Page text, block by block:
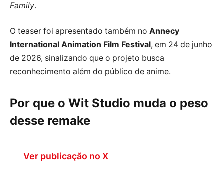
Family.
O teaser foi apresentado também no Annecy
International Animation Film Festival, em 24 de junho
de 2026, sinalizando que o projeto busca
reconhecimento além do público de anime.
Por que o Wit Studio muda o peso
desse remake
Ver publicação no X